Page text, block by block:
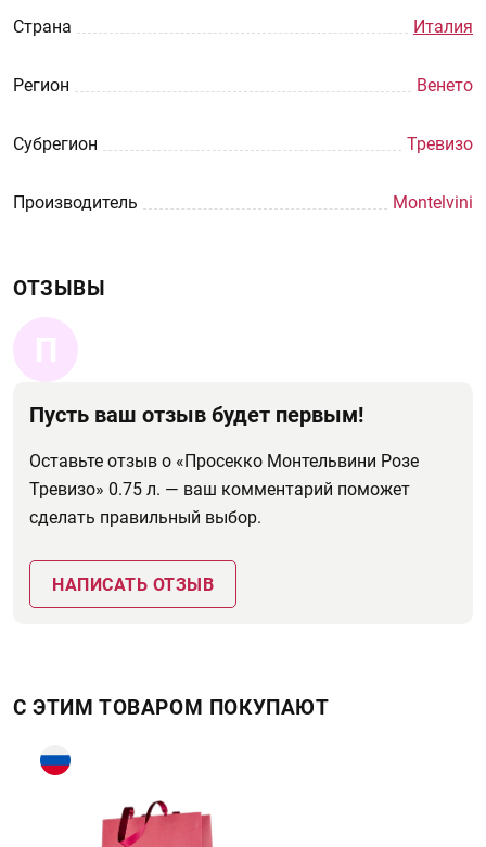
Страна Италия
Регион Венето
Субрегион Тревизо
Производитель Montelvini
ОТЗЫВЫ
П
Пусть ваш отзыв будет первым!
Оставьте отзыв о «Просекко Монтельвини Розе
Тревизо» 0.75 л. — ваш комментарий поможет
сделать правильный выбор.
НАПИСАТЬ ОТЗЫВ
С ЭТИМ ТОВАРОМ ПОКУПАЮТ